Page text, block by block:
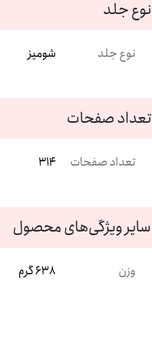
نوع جلد
نوع جلد شومیز
تعداد صفحات
تعداد صفحات 314
سایر ویژگی‌های محصول
وزن 638 گرم